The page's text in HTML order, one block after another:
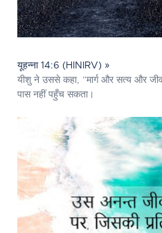
यूहन्ना 14:6 (HINIRV) »
यीशु ने उससे कहा, “मार्ग और सत्य और जीवन
पास नहीं पहुँच सकता।